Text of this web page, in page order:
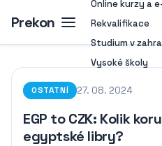
Prekon
Online kurzy a
Rekvalifikace
Studium v
Vysoké školy
OSTATNÍ 27. 08. 2024
EGP to CZK: Kolik
egyptské libry?